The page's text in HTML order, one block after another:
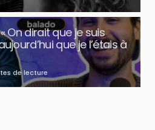
« On dirait que je suis
que je l’étais à
de lecture